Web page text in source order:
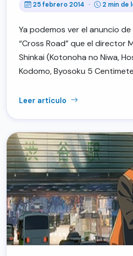
25 febrero 2014 · 2 min de
Ya podemos ver el anuncio
“Cross Road” que el director
Shinkai (Kotonoha no Niwa,
Kodomo, Byosoku 5
Leer artículo